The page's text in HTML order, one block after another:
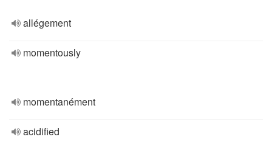
allégement
momentously
momentanément
acidified